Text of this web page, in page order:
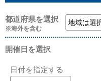
都道府県を選択
※海外を含む
開催日を選択
日付を指定する